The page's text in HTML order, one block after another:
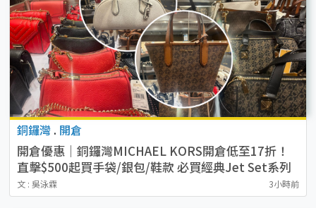
銅鑼灣 . 開倉
開倉優惠｜銅鑼灣MICHAEL KORS開倉低至17折！
直擊$500起買手袋/銀包/鞋款 必買經典Jet Set系列
文 : 吳泳霖 3小時前